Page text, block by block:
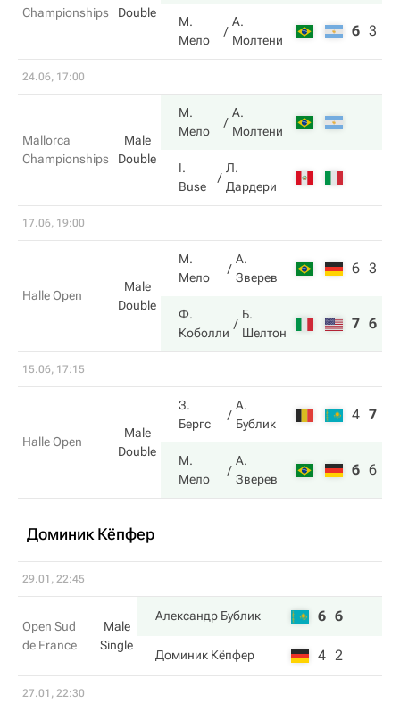
Championships
Double
М.
Мело
А.
Молтени
6 3
24.06, 17:00
Mallorca
Championships
Male
Double
М.
Мело
А.
Молтени
I.
Buse
Л.
Дардери
17.06, 19:00
Halle Open
Male
Double
М.
Мело
А.
Зверев
6 3
Ф.
Коболли
Б.
Шелтон
7 6
15.06, 17:15
Halle Open
Male
Double
З.
Бергс
А.
Бублик
4 7
М.
Мело
А.
Зверев
6 6
Доминик Кёпфер
29.01, 22:45
Open Sud
de France
Male
Single
Александр Бублик 6 6
Доминик Кёпфер 4 2
27.01, 22:30